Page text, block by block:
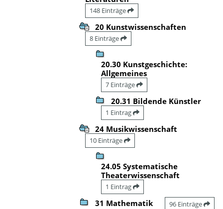
148 Einträge
20 Kunstwissenschaften
8 Einträge
20.30 Kunstgeschichte:
Allgemeines
7 Einträge
20.31 Bildende Künstler
1 Eintrag
24 Musikwissenschaft
10 Einträge
24.05 Systematische
Theaterwissenschaft
1 Eintrag
31 Mathematik 96 Einträge